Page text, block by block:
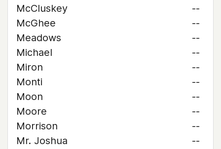
McCluskey
--
McGhee
--
Meadows
--
Michael
--
Miron
--
Monti
--
Moon
--
Moore
--
Morrison
--
Mr. Joshua
--